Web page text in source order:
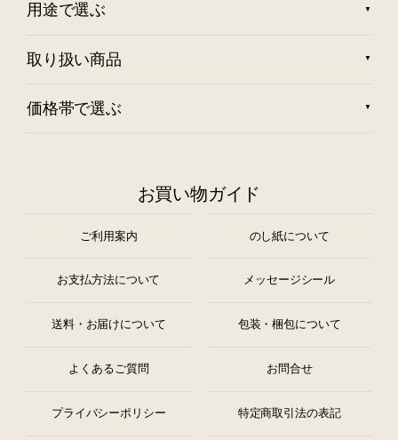
用途で選ぶ
取り扱い商品
価格帯で選ぶ
お買い物ガイド
ご利用案内 のし紙について
お支払方法について メッセージシール
送料・お届けについて 包装・梱包について
よくあるご質問 お問合せ
プライバシーポリシー 特定商取引法の表記